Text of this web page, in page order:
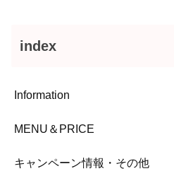
index
Information
MENU＆PRICE
キャンペーン情報・その他